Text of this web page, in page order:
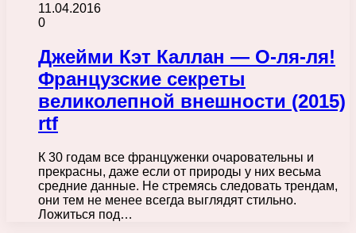
11.04.2016
0
Джейми Кэт Каллан — О-ля-ля!
Французские секреты
великолепной внешности (2015)
rtf
К 30 годам все француженки очаровательны и
прекрасны, даже если от природы у них весьма
средние данные. Не стремясь следовать трендам,
они тем не менее всегда выглядят стильно.
Ложиться под…